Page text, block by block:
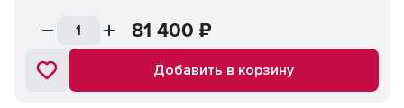
81 400 ₽
Добавить в корзину